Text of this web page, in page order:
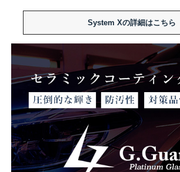
System Xの詳細はこちら